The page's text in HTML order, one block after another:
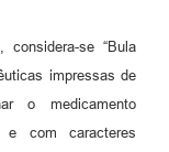
se “Bula
impressas de
o medicamento
e com caracteres